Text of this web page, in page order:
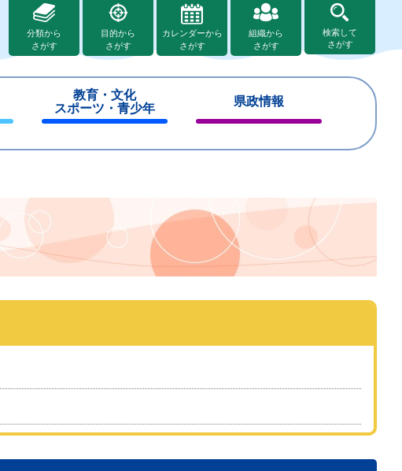
分類から
さがす
目的から
さがす
カレンダーから
さがす
組織から
さがす
検索して
さがす
教育・文化
スポーツ・青少年
じ
県政情報
じ